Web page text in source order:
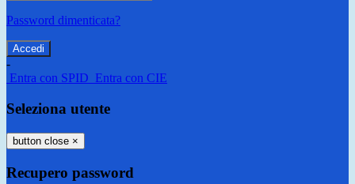
Password dimenticata?
-
Entra con SPID Entra con CIE
Seleziona utente
button close ×
Recupero password